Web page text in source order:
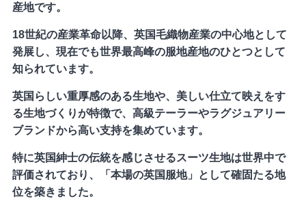
産地です。
18世紀の産業革命以降、英国毛織物産業の中心地として
発展し、現在でも世界最高峰の服地産地のひとつとして
知られています。
英国らしい重厚感のある生地や、美しい仕立て映えをす
る生地づくりが特徴で、高級テーラーやラグジュアリー
ブランドから高い支持を集めています。
特に英国紳士の伝統を感じさせるスーツ生地は世界中で
評価されており、「本場の英国服地」として確固たる地
位を築きました。